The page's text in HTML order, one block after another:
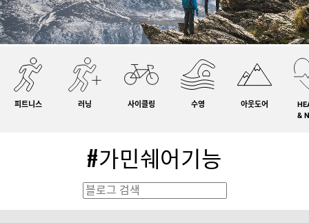
피트니스 러닝 사이클링 수영 아웃도어
&
#가민쉐어기능